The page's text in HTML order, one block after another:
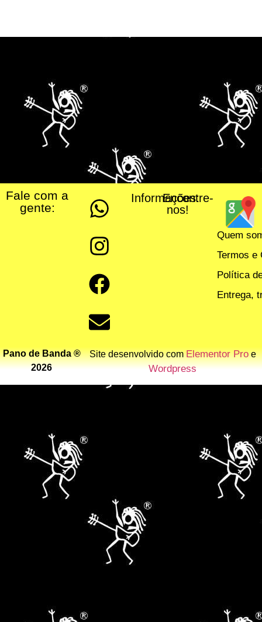
Fale com a
gente:
Informações:
Encontre-
nos!
Quem
Termos e
Política
Entrega,
Pano de Banda ®
2026
Site desenvolvido comElementor Proe
Wordpress